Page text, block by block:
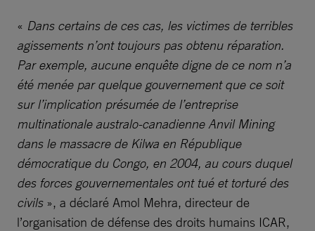
« Dans certains de ces cas, les victimes de terribles
agissements n’ont toujours pas obtenu réparation.
Par exemple, aucune enquête digne de ce nom n’a
été menée par quelque gouvernement que ce soit
sur l’implication présumée de l’entreprise
multinationale australo-canadienne Anvil Mining
dans le massacre de Kilwa en République
démocratique du Congo, en 2004, au cours duquel
des forces gouvernementales ont tué et torturé des
civils», a déclaré Amol Mehra, directeur de
l’organisation de défense des droits humains ICAR,